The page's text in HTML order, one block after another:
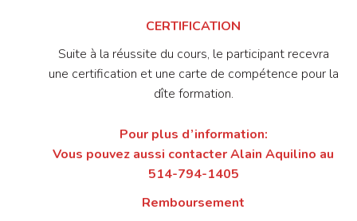
CERTIFICATION
Suite à la réussite du cours, le participant recevra
une certification et une carte de compétence pour la
dîte formation.
Pour plus d’information:
Vous pouvez aussi contacter Alain Aquilino au
514-794-1405
Remboursement